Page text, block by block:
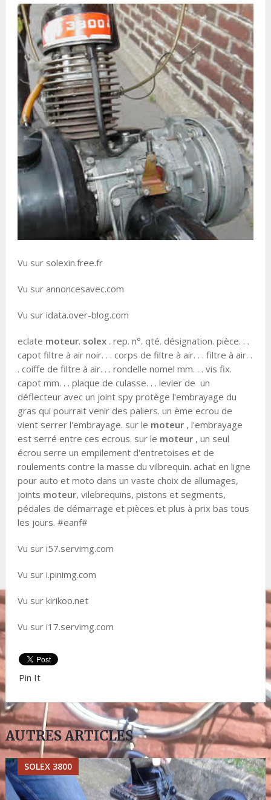
Vu sur solexin.free.fr
Vu sur annoncesavec.com
Vu sur idata.over-blog.com
eclate moteur. solex. rep. n°. qté. désignation. pièce. . .
capot filtre à air noir. . . corps de filtre à air. . . filtre à air. .
. coiffe de filtre à air. . . rondelle nomel mm. . . vis fix.
capot mm. . . plaque de culasse. . . levier de un
déflecteur avec un joint spy protège l'embrayage du
gras qui pourrait venir des paliers. un ème ecrou de
vient serrer l'embrayage. sur le moteur, l'embrayage
est serré entre ces ecrous. sur le moteur, un seul
écrou serre un empilement d'entretoises et de
roulements contre la masse du vilbrequin. achat en ligne
pour auto et moto dans un vaste choix de allumages,
joints moteur, vilebrequins, pistons et segments,
pédales de démarrage et pièces et plus à prix bas tous
les jours. #eanf#
Vu sur i57.servimg.com
Vu sur i.pinimg.com
Vu sur kirikoo.net
Vu sur i17.servimg.com
Pin It
AUTRES ARTICLES
SOLEX 3800